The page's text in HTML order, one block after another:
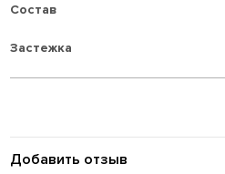
Состав
Застежка
Добавить отзыв